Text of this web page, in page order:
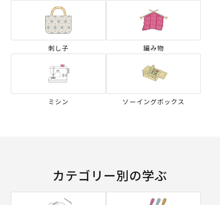
刺し子 編み物
ミシン ソーイングボックス
カテゴリー別の学ぶ